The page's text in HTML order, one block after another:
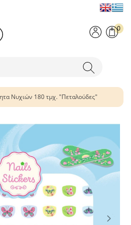
0
Νυχιών 180 τμχ. "Πεταλούδες"